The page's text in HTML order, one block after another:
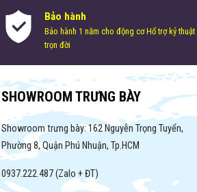
Bảo hành
Bảo hành 1 năm cho động cơ Hổ trợ kỷ thuật
trọn đời
SHOWROOM TRƯNG BÀY
Showroom trưng bày: 162 Nguyễn Trọng Tuyển,
Phường 8, Quận Phú Nhuận, Tp.HCM
0937.222.487 (Zalo + ĐT)